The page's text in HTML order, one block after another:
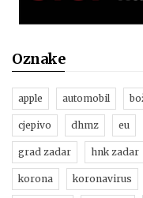
Oznake
apple automobil
cjepivo dhmz eu
grad zadar hnk zadar
korona koronavirus